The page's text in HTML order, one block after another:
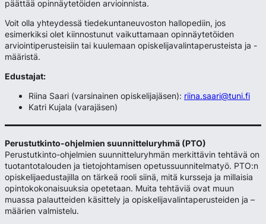
päättää opinnäytetöiden arvioinnista.
Voit olla yhteydessä tiedekuntaneuvoston hallopediin, jos
esimerkiksi olet kiinnostunut vaikuttamaan opinnäytetöiden
arviointiperusteisiin tai kuulemaan opiskelijavalintaperusteista ja -
määristä.
Edustajat:
Riina Saari (varsinainen opiskelijajäsen): riina.saari@tuni.fi
Katri Kujala (varajäsen)
Perustutkinto-ohjelmien suunnitteluryhmä (PTO)
Perustutkinto-ohjelmien suunnitteluryhmän merkittävin tehtävä on
tuotantotalouden ja tietojohtamisen opetussuunnitelmatyö. PTO:n
opiskelijaedustajilla on tärkeä rooli siinä, mitä kursseja ja millaisia
opintokokonaisuuksia opetetaan. Muita tehtäviä ovat muun
muassa palautteiden käsittely ja opiskelijavalintaperusteiden ja –
määrien valmistelu.